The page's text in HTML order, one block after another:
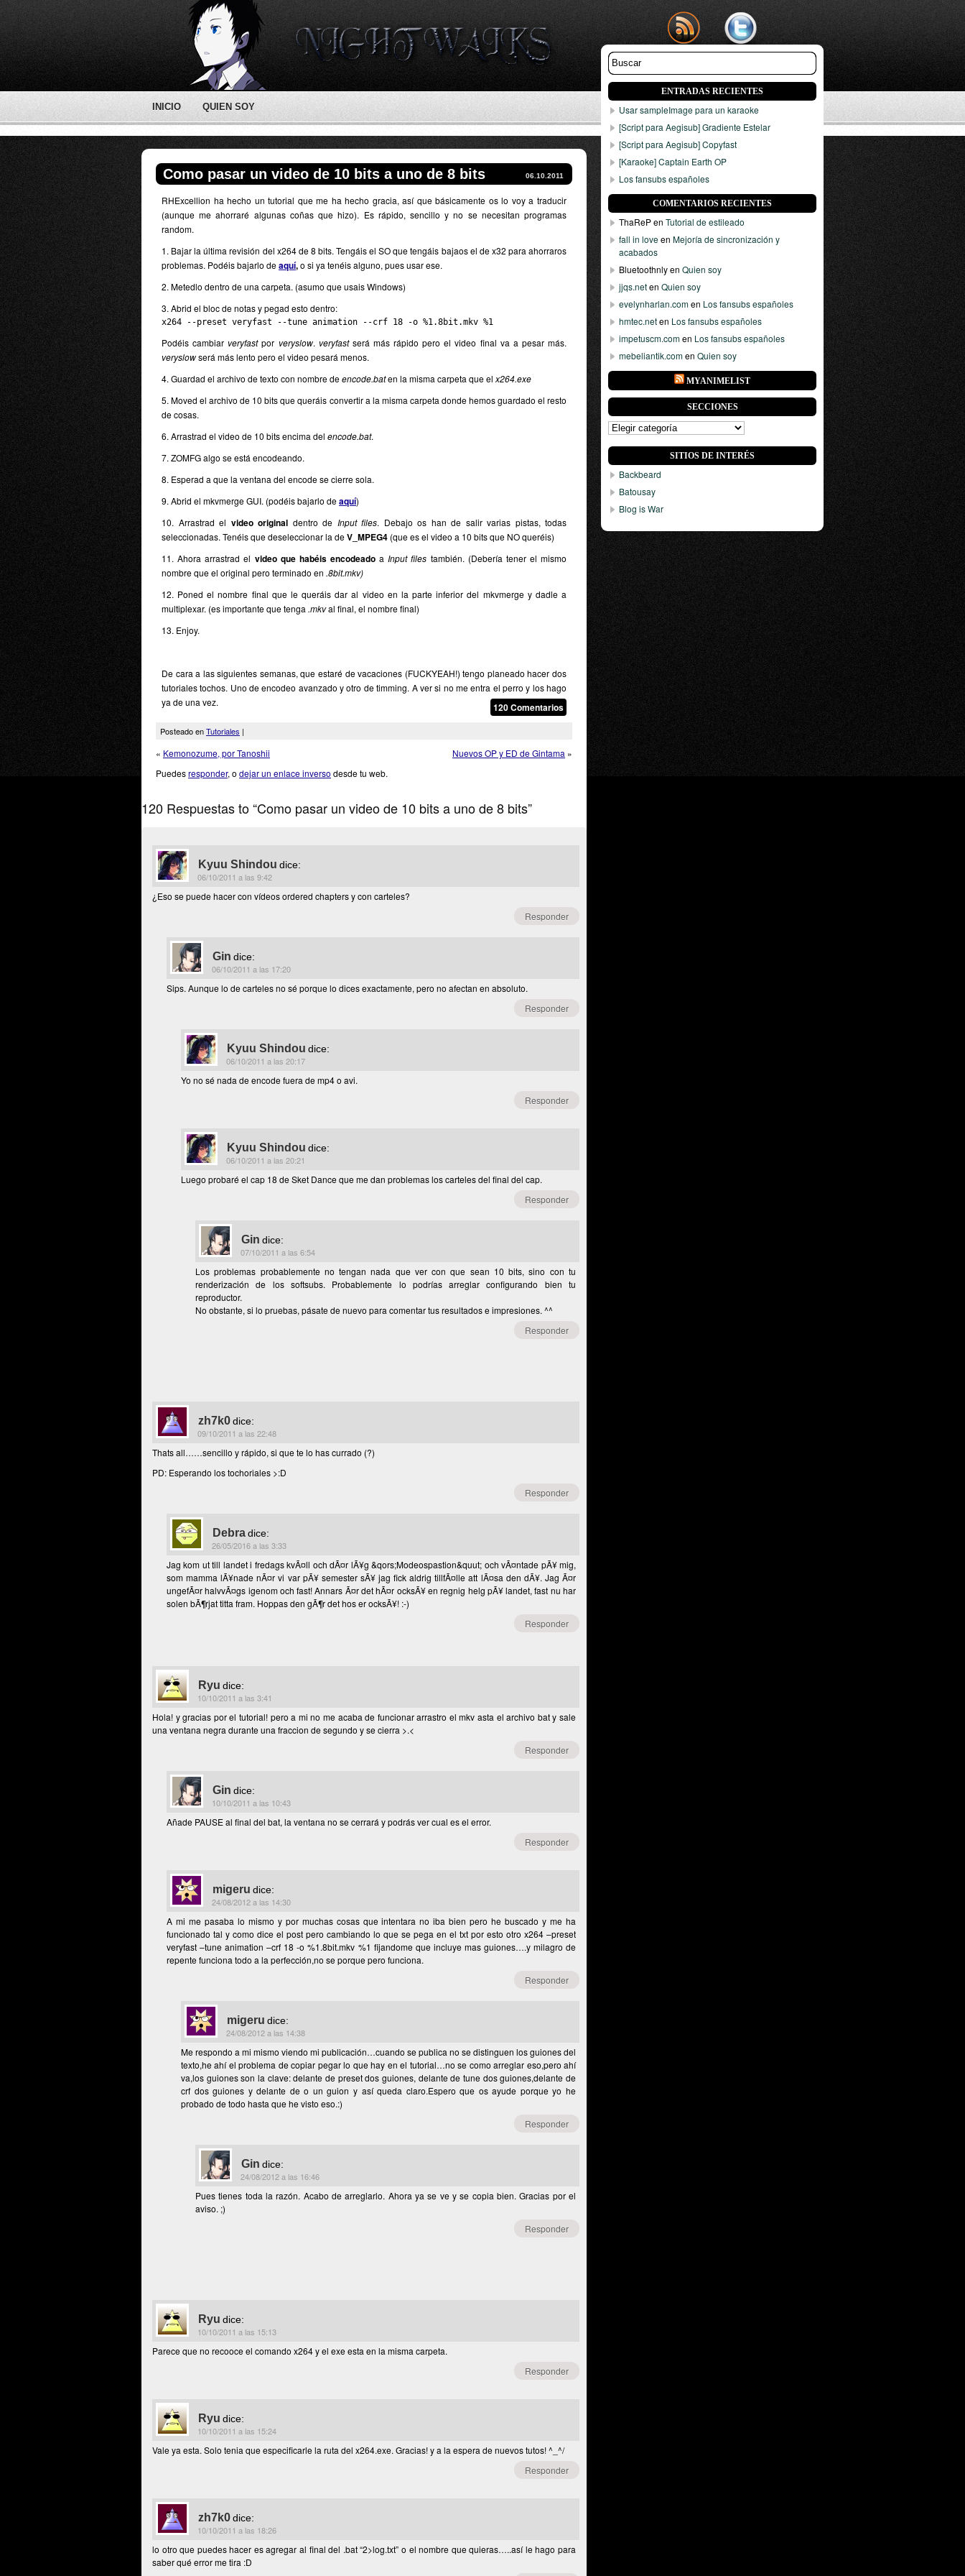
INICIO QUIEN SOY
Como pasar un video de 10 bits a uno de 8 bits 06.10.2011
RHExcellion ha hecho un tutorial que me ha hecho gracia, así que básicamente os lo voy a traducir
(aunque me ahorraré algunas coñas que hizo). Es rápido, sencillo y no se necesitan programas
random.
1. Bajar la última revisión del x264 de 8 bits. Tengáis el SO que tengáis bajaos el de x32 para ahorraros
problemas. Podéis bajarlo deaquí,o si ya tenéis alguno, pues usar ese.
2. Metedlo dentro de una carpeta. (asumo que usais Windows)
3. Abrid el bloc de notas y pegad esto dentro:
x264 --preset veryfast --tune animation --crf 18 -o %1.8bit.mkv %1
Podéis cambiar veryfastpor veryslow. veryfastserá más rápido pero el video final va a pesar más.
veryslowserá más lento pero el video pesará menos.
4. Guardad el archivo de texto con nombre deencode.baten la misma carpeta que el x264.exe
5. Moved el archivo de 10 bits que queráis convertir a la misma carpeta donde hemos guardado el resto
de cosas.
6. Arrastrad el video de 10 bits encima del encode.bat.
7. ZOMFG algo se está encodeando.
8. Esperad a que la ventana del encode se cierre sola.
9. Abrid el mkvmerge GUI. (podéis bajarlo deaquí)
10. Arrastrad el video original dentro de Input files. Debajo os han de salir varias pistas, todas
seleccionadas. Tenéis que deseleccionar la deV_MPEG4 (que es el video a 10 bits que NO queréis)
11. Ahora arrastrad el video que habéis encodeadoaInput files también. (Debería tener el mismo
nombre que el original pero terminado en .8bit.mkv)
12. Poned el nombre final que le queráis dar al video en la parte inferior del mkvmerge y dadle a
multiplexar. (es importante que tenga .mkval final, el nombre final)
13. Enjoy.
De cara a las siguientes semanas, que estaré de vacaciones (FUCKYEAH!) tengo planeado hacer dos
tutoriales tochos. Uno de encodeo avanzado y otro de timming. A ver si no me entra el perro y los hago
ya de una vez.
120 Comentarios
Posteado enTutoriales |
« Kemonozume, por Tanoshii Nuevos OP y ED de Gintama »
Puedesresponder, o dejar un enlace inverso desde tu web.
120 Respuestas to “Como pasar un video de 10 bits a uno de 8 bits”
Kyuu Shindou dice:
06/10/2011 a las 9:42
¿Eso se puede hacer con vídeos ordered chapters y con carteles?
Responder
Gin dice:
06/10/2011 a las 17:20
Sips. Aunque lo de carteles no sé porque lo dices exactamente, pero no afectan en absoluto.
Responder
Kyuu Shindou dice:
06/10/2011 a las 20:17
Yo no sé nada de encode fuera de mp4 o avi.
Responder
Kyuu Shindou dice:
06/10/2011 a las 20:21
Luego probaré el cap 18 de Sket Dance que me dan problemas los carteles del final del cap.
Responder
Gin dice:
07/10/2011 a las 6:54
Los problemas probablemente no tengan nada que ver con que sean 10 bits, sino con tu
renderización de los softsubs. Probablemente lo podrías arreglar configurando bien tu
reproductor.
No obstante, si lo pruebas, pásate de nuevo para comentar tus resultados e impresiones. ^^
Responder
zh7k0dice:
09/10/2011 a las 22:48
Thats all……sencillo y rápido, si que te lo has currado (?)
PD: Esperando los tochoriales >:D
Responder
Debradice:
26/05/2016 a las 3:33
Jag kom ut till landet i fredags kvÃ¤ll och dÃ¤r lÃ¥g &qors;Modeospastion&quut; och vÃ¤ntade pÃ¥ mig,
som mamma lÃ¥nade nÃ¤r vi var pÃ¥ semester sÃ¥ jag fick aldrig tillfÃ¤lle att lÃ¤sa den dÃ¥. Jag Ã¤r
ungefÃ¤r halvvÃ¤gs igenom och fast! Annars Ã¤r det hÃ¤r ocksÃ¥ en regnig helg pÃ¥ landet, fast nu har
solen bÃ¶rjat titta fram. Hoppas den gÃ¶r det hos er ocksÃ¥! :-)
Responder
Ryu dice:
10/10/2011 a las 3:41
Hola! y gracias por el tutorial! pero a mi no me acaba de funcionar arrastro el mkv asta el archivo bat y sale
una ventana negra durante una fraccion de segundo y se cierra >.<
Responder
Gin dice:
10/10/2011 a las 10:43
Añade PAUSE al final del bat, la ventana no se cerrará y podrás ver cual es el error.
Responder
migeru dice:
24/08/2012 a las 14:30
A mi me pasaba lo mismo y por muchas cosas que intentara no iba bien pero he buscado y me ha
funcionado tal y como dice el post pero cambiando lo que se pega en el txt por esto otro x264 –preset
veryfast –tune animation –crf 18 -o %1.8bit.mkv %1 fijandome que incluye mas guiones….y milagro de
repente funciona todo a la perfección,no se porque pero funciona.
Responder
migeru dice:
24/08/2012 a las 14:38
Me respondo a mi mismo viendo mi publicación…cuando se publica no se distinguen los guiones del
texto,he ahí el problema de copiar pegar lo que hay en el tutorial…no se como arreglar eso,pero ahí
va,los guiones son la clave: delante de preset dos guiones, delante de tune dos guiones,delante de
crf dos guiones y delante de o un guion y así queda claro.Espero que os ayude porque yo he
probado de todo hasta que he visto eso.:)
Responder
Gin dice:
24/08/2012 a las 16:46
Pues tienes toda la razón. Acabo de arreglarlo. Ahora ya se ve y se copia bien. Gracias por el
aviso. ;)
Responder
Ryu dice:
10/10/2011 a las 15:13
Parece que no recooce el comando x264 y el exe esta en la misma carpeta.
Responder
Ryu dice:
10/10/2011 a las 15:24
Vale ya esta. Solo tenia que especificarle la ruta del x264.exe. Gracias! y a la espera de nuevos tutos! ^_^/
Responder
zh7k0dice:
10/10/2011 a las 18:26
lo otro que puedes hacer es agregar al final del .bat “2>log.txt” o el nombre que quieras…..así le hago para
saber qué error me tira :D
ENTRADAS RECIENTES
Usar sampleImage para un karaoke
[Script para Aegisub] Gradiente Estelar
[Script para Aegisub] Copyfast
[Karaoke] Captain Earth OP
Los fansubs españoles
COMENTARIOS RECIENTES
ThaReP en Tutorial de estileado
fall in loveen Mejoría de sincronización y
acabados
Bluetoothnly en Quien soy
jjqs.neten Quien soy
evelynharlan.comen Los fansubs españoles
hmtec.neten Los fansubs españoles
impetuscm.comen Los fansubs españoles
mebeliantik.comen Quien soy
MYANIMELIST
SECCIONES
SITIOS DE INTERÉS
Backbeard
Batousay
Blog is War